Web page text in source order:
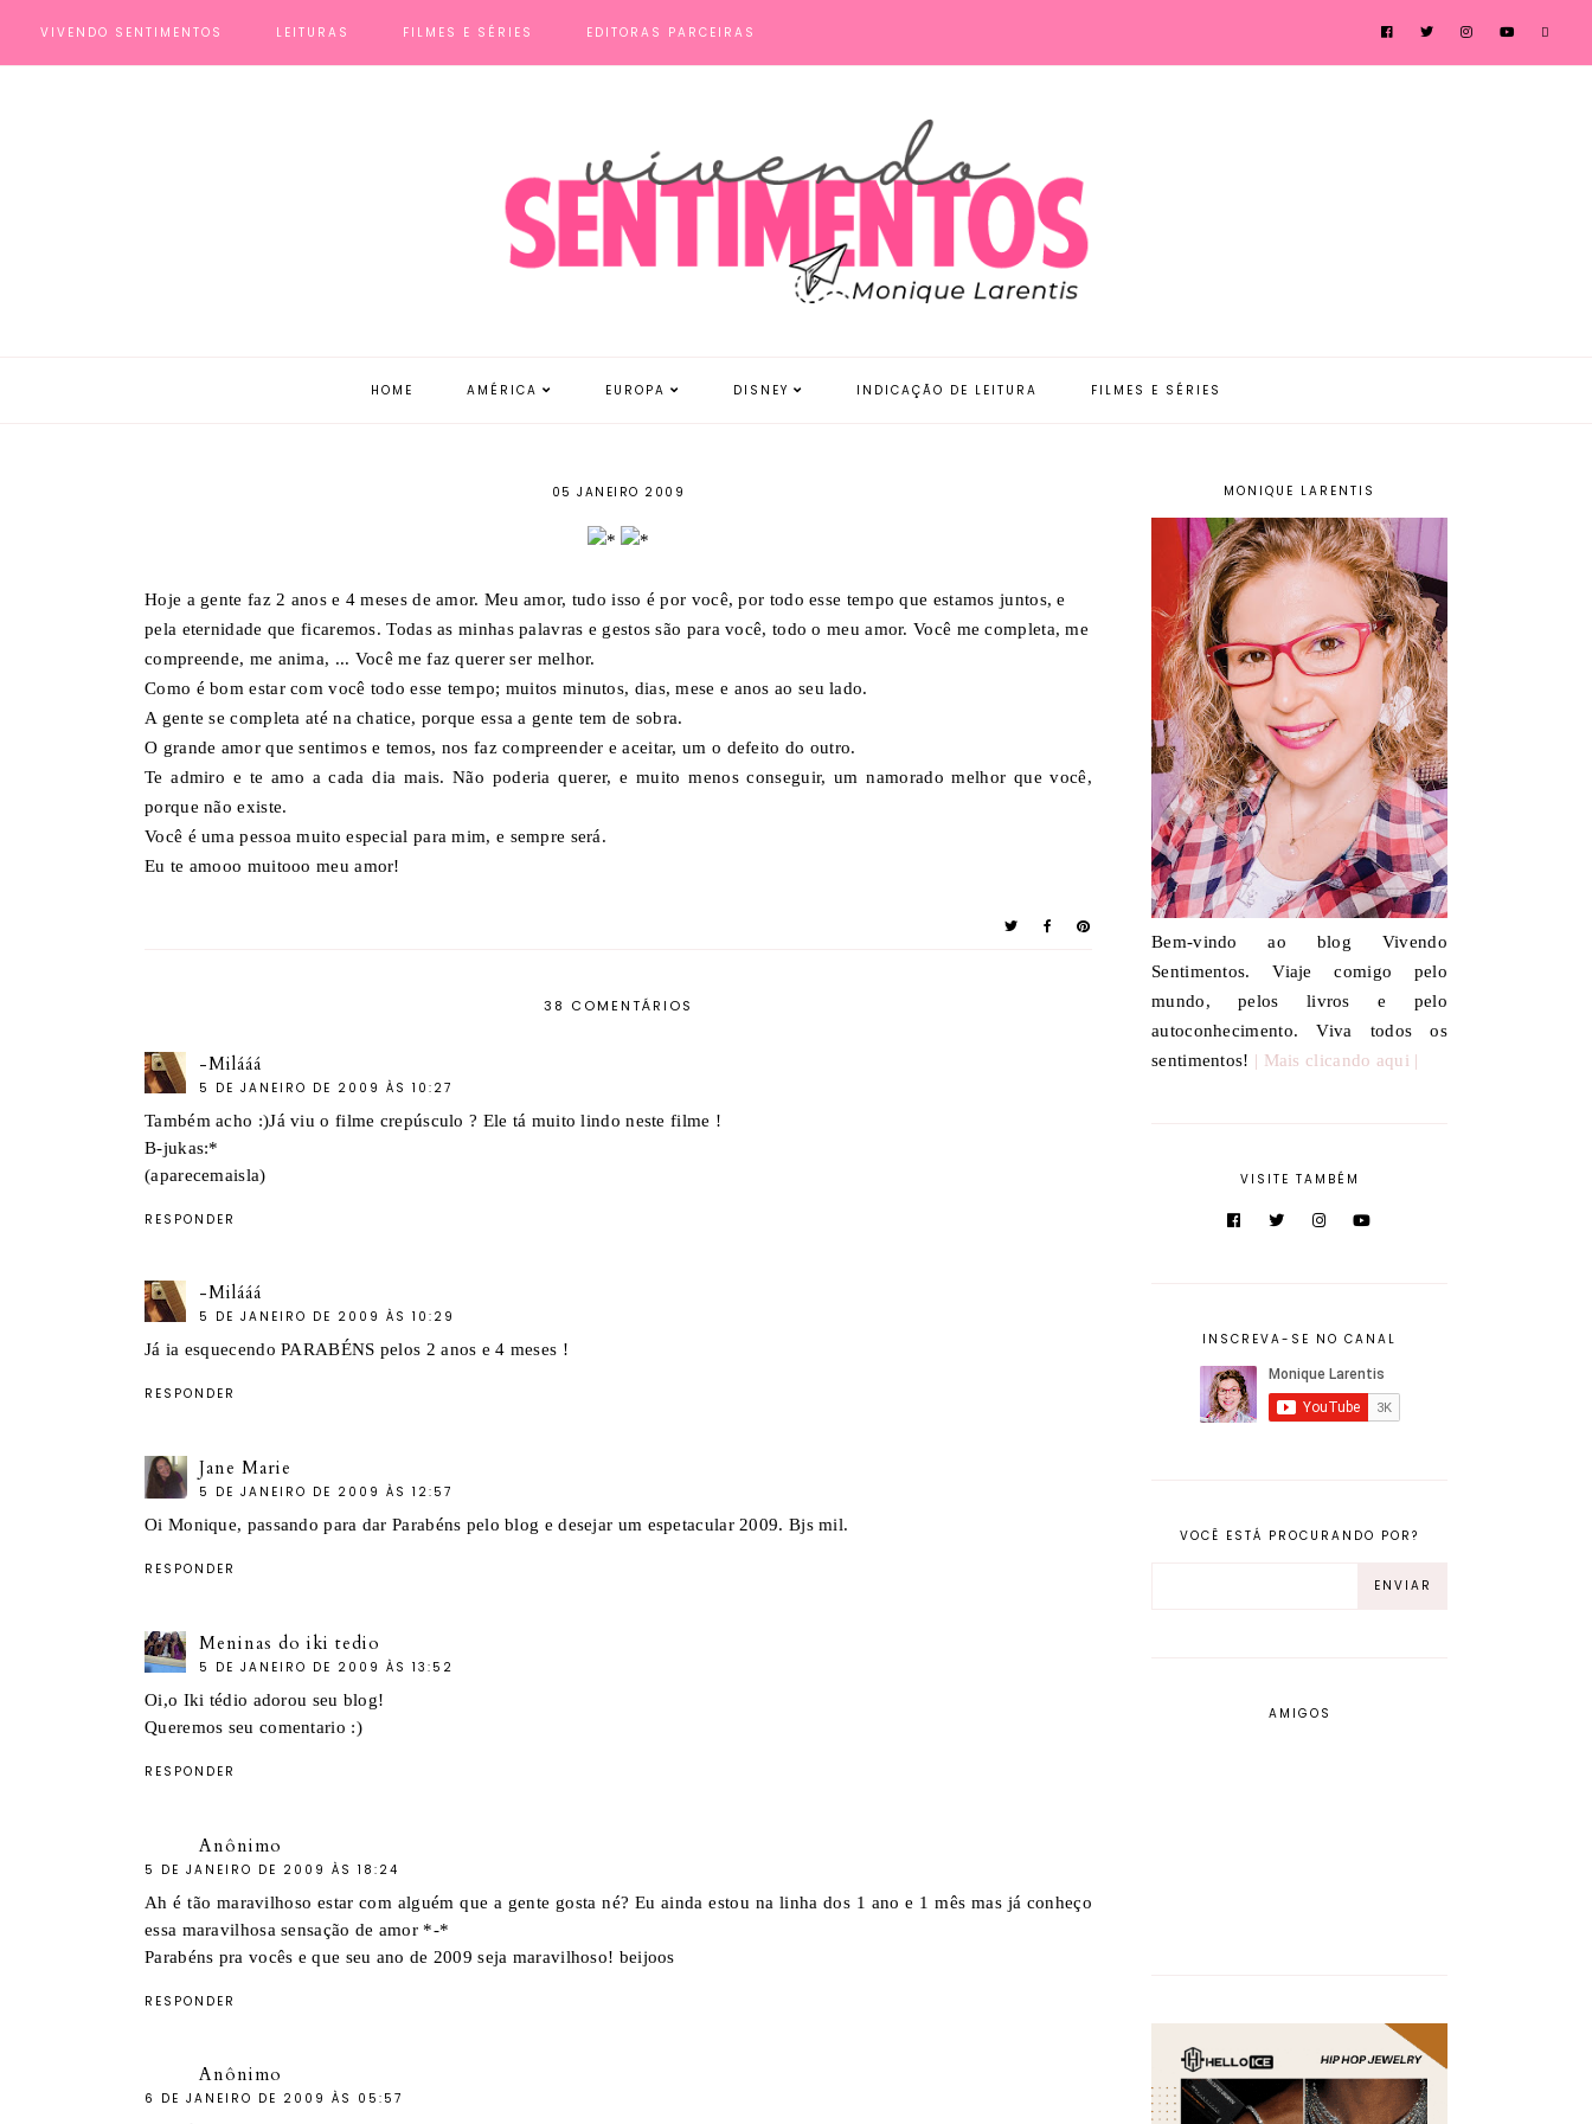
VIVENDO SENTIMENTOS LEITURAS FILMES E SÉRIES EDITORAS PARCEIRAS
HOME AMÉRICA EUROPA DISNEY INDICAÇÃO DE LEITURA FILMES E SÉRIES
05 JANEIRO 2009
Hoje a gente faz 2 anos e 4 meses de amor. Meu amor, tudo isso é por você, por todo esse tempo que estamos juntos, e
pela eternidade que ficaremos. Todas as minhas palavras e gestos são para você, todo o meu amor. Você me completa, me
compreende, me anima, ... Você me faz querer ser melhor.
Como é bom estar com você todo esse tempo; muitos minutos, dias, mese e anos ao seu lado.
A gente se completa até na chatice, porque essa a gente tem de sobra.
O grande amor que sentimos e temos, nos faz compreender e aceitar, um o defeito do outro.
Te admiro e te amo a cada dia mais. Não poderia querer, e muito menos conseguir, um namorado melhor que você,
porque não existe.
Você é uma pessoa muito especial para mim, e sempre será.
Eu te amooo muitooo meu amor!
38 COMENTÁRIOS
-Milááá
5 DE JANEIRO DE 2009 ÀS 10:27
Também acho :)Já viu o filme crepúsculo ? Ele tá muito lindo neste filme !
B-jukas:*
(aparecemaisla)
RESPONDER
-Milááá
5 DE JANEIRO DE 2009 ÀS 10:29
Já ia esquecendo PARABÉNS pelos 2 anos e 4 meses !
RESPONDER
Jane Marie
5 DE JANEIRO DE 2009 ÀS 12:57
Oi Monique, passando para dar Parabéns pelo blog e desejar um espetacular 2009. Bjs mil.
RESPONDER
Meninas do iki tedio
5 DE JANEIRO DE 2009 ÀS 13:52
Oi,o Iki tédio adorou seu blog!
Queremos seu comentario :)
RESPONDER
Anônimo
5 DE JANEIRO DE 2009 ÀS 18:24
Ah é tão maravilhoso estar com alguém que a gente gosta né? Eu ainda estou na linha dos 1 ano e 1 mês mas já conheço
essa maravilhosa sensação de amor *-*
Parabéns pra vocês e que seu ano de 2009 seja maravilhoso! beijoos
RESPONDER
Anônimo
6 DE JANEIRO DE 2009 ÀS 05:57
MONIQUE LARENTIS
Bem-vindo ao blog Vivendo
Sentimentos. Viaje comigo pelo
mundo, pelos livros e pelo
autoconhecimento. Viva todos os
sentimentos! | Mais clicando aqui |
VISITE TAMBÉM
INSCREVA-SE NO CANAL
VOCÊ ESTÁ PROCURANDO POR?
AMIGOS